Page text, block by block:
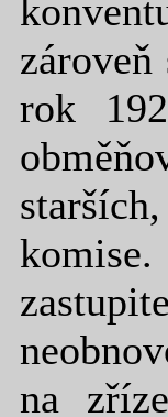
rok
na